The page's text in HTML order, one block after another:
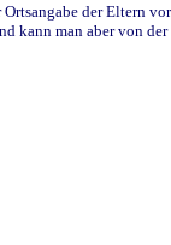
der Eltern
kann man aber von